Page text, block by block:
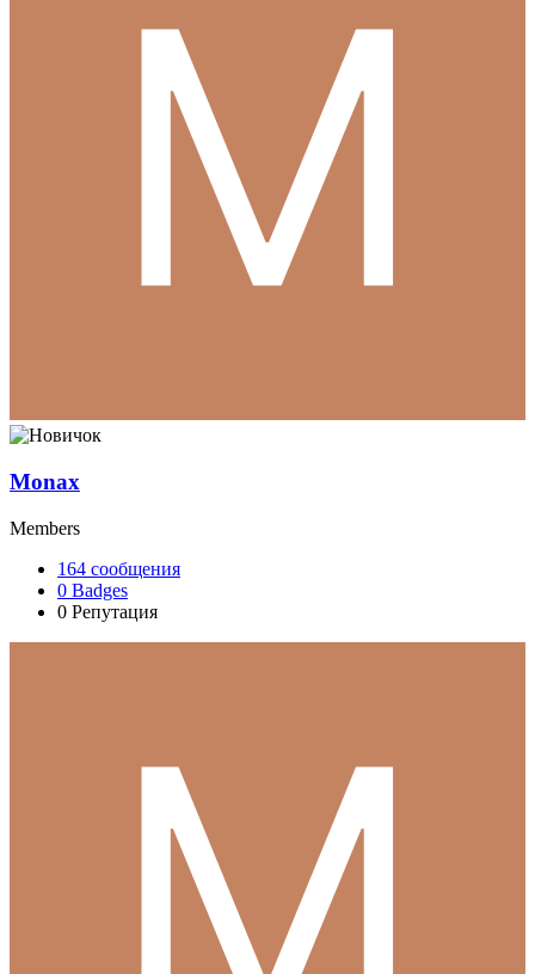
Monax
Members
164 сообщения
0 Badges
0 Репутация